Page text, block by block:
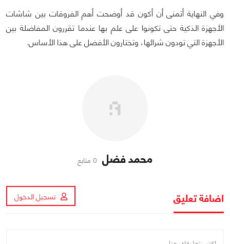
وفي النهاية أتمنى أن أكون قد أوضحت أهم الفروقات بين شاشات
الأجهزة الذكية حتى تكونوا على علم بها عندما تقررون المفاضلة بين
الأجهزة التي تودون شرائها، وتختارون الأفضل على هذا الأساس.
محمد فضل 0 متابع
اضافة تعليق تسجيل الدخول